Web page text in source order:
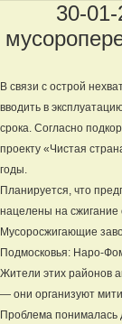
30-
В связи с острой
вводить в
срока. Согласно
проекту «Чистая
годы.
Планируется, что
нацелены на сжигание
Мусоросжигающие
Подмосковья: Наро-
Жители этих районов
— они организуют
Проблема понималась